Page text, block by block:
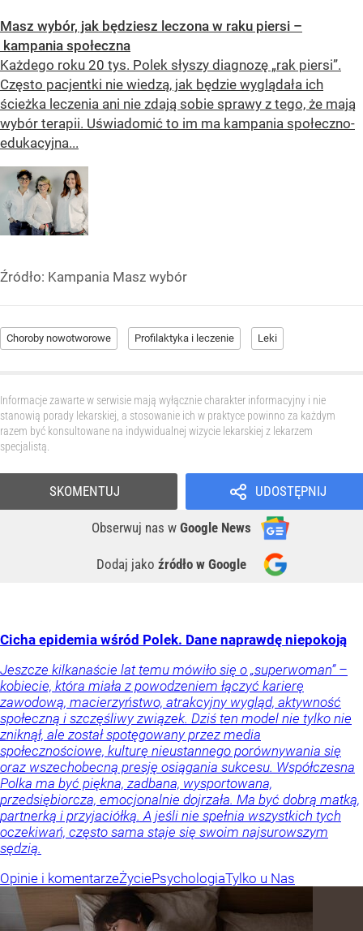
Masz wybór, jak będziesz leczona w raku piersi –
kampania społeczna
Każdego roku 20 tys. Polek słyszy diagnozę „rak piersi”.
Często pacjentki nie wiedzą, jak będzie wyglądała ich
ścieżka leczenia ani nie zdają sobie sprawy z tego, że mają
wybór terapii. Uświadomić to im ma kampania społeczno-
edukacyjna...
Źródło: Kampania Masz wybór
Choroby nowotworowe Profilaktyka i leczenie Leki
Informacje zawarte w serwisie mają wyłącznie charakter informacyjny i nie
stanowią porady lekarskiej, a stosowanie ich w praktyce powinno za każdym
razem być konsultowane na indywidualnej wizycie lekarskiej z lekarzem
specjalistą.
UDOSTĘPNIJ
Obserwuj nas w Google News
Dodaj jako źródło w Google
SKOMENTUJ
Cicha epidemia wśród Polek. Dane naprawdę niepokoją
Jeszcze kilkanaście lat temu mówiło się o „superwoman” –
kobiecie, która miała z powodzeniem łączyć karierę
zawodową, macierzyństwo, atrakcyjny wygląd, aktywność
społeczną i szczęśliwy związek. Dziś ten model nie tylko nie
zniknął, ale został spotęgowany przez media
społecznościowe, kulturę nieustannego porównywania się
oraz wszechobecną presję osiągania sukcesu. Współczesna
Polka ma być piękna, zadbana, wysportowana,
przedsiębiorcza, emocjonalnie dojrzała. Ma być dobrą matką,
partnerką i przyjaciółką. A jeśli nie spełnia wszystkich tych
oczekiwań, często sama staje się swoim najsurowszym
sędzią.
Opinie i komentarzeŻyciePsychologiaTylko u Nas